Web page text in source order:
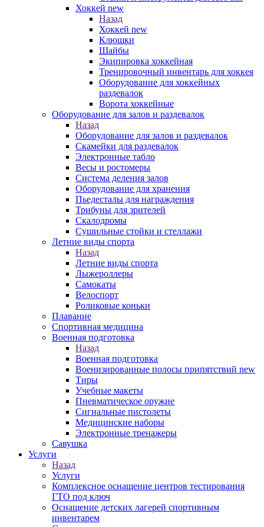
Хоккей new
Назад
Хоккей new
Клюшки
Шайбы
Экипировка хоккейная
Тренировочный инвентарь для хоккея
Оборудование для хоккейных
раздевалок
Ворота хоккейные
Оборудование для залов и раздевалок
Назад
Оборудование для залов и раздевалок
Скамейки для раздевалок
Электронные табло
Весы и ростомеры
Система деления залов
Оборудование для хранения
Пьедесталы для награждения
Трибуны для зрителей
Скалодромы
Сушильные стойки и стеллажи
Летние виды спорта
Назад
Летние виды спорта
Лыжероллеры
Самокаты
Велоспорт
Роликовые коньки
Плавание
Спортивная медицина
Военная подготовка
Назад
Военная подготовка
Военизированные полосы припятствий new
Тиры
Учебные макеты
Пневматическое оружие
Сигнальные пистолеты
Медицинские наборы
Электронные тренажеры
Савушка
Услуги
Назад
Услуги
Комплексное оснащение центров тестирования
ГТО под ключ
Оснащение детских лагерей спортивным
инвентарем